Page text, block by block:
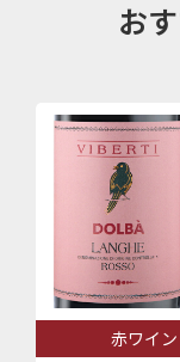
お
赤ワイン